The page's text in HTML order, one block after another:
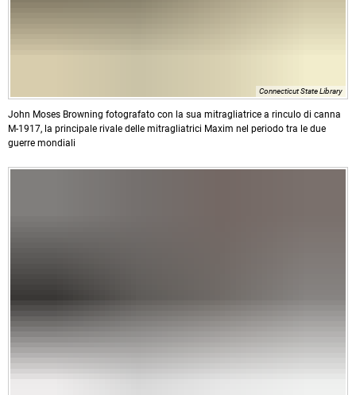
Connecticut State Library
John Moses Browning fotografato con la sua mitragliatrice a rinculo di canna
M-1917, la principale rivale delle mitragliatrici Maxim nel periodo tra le due
guerre mondiali